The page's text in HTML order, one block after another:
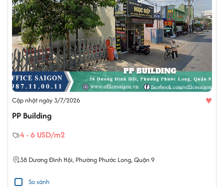
Cập nhật ngày 3/7/2026 ♥
PP Building
4 - 6 USD/m2
38 Dương Đình Hội, Phường Phước Long, Quận 9
So sánh